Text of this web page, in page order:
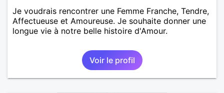
Je voudrais rencontrer une Femme Franche, Tendre,
Affectueuse et Amoureuse. Je souhaite donner une
longue vie à notre belle histoire d'Amour.
Voir le profil